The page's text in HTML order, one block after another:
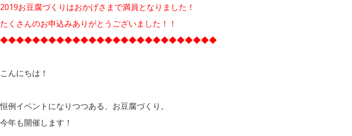
2019お豆腐づくりはおかげさまで満員となりました！
たくさんのお申込みありがとうございました！！
◆◆◆◆◆◆◆◆◆◆◆◆◆◆◆◆◆◆◆◆◆◆◆◆◆◆◆
こんにちは！
恒例イベントになりつつある、お豆腐づくり。
今年も開催します！